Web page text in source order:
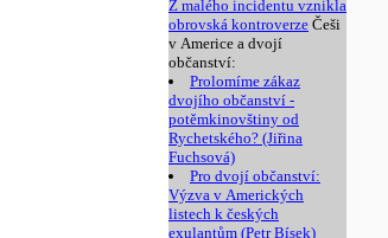
Z malého incidentu vznikla
obrovská kontroverze Češi
v Americe a dvojí
občanství:
Prolomíme zákaz
dvojího občanství -
potěmkinovštiny od
Rychetského? (Jiřina
Fuchsová)
Pro dvojí občanství:
Výzva v Amerických
listech k českých
exulantům (Petr Bísek)